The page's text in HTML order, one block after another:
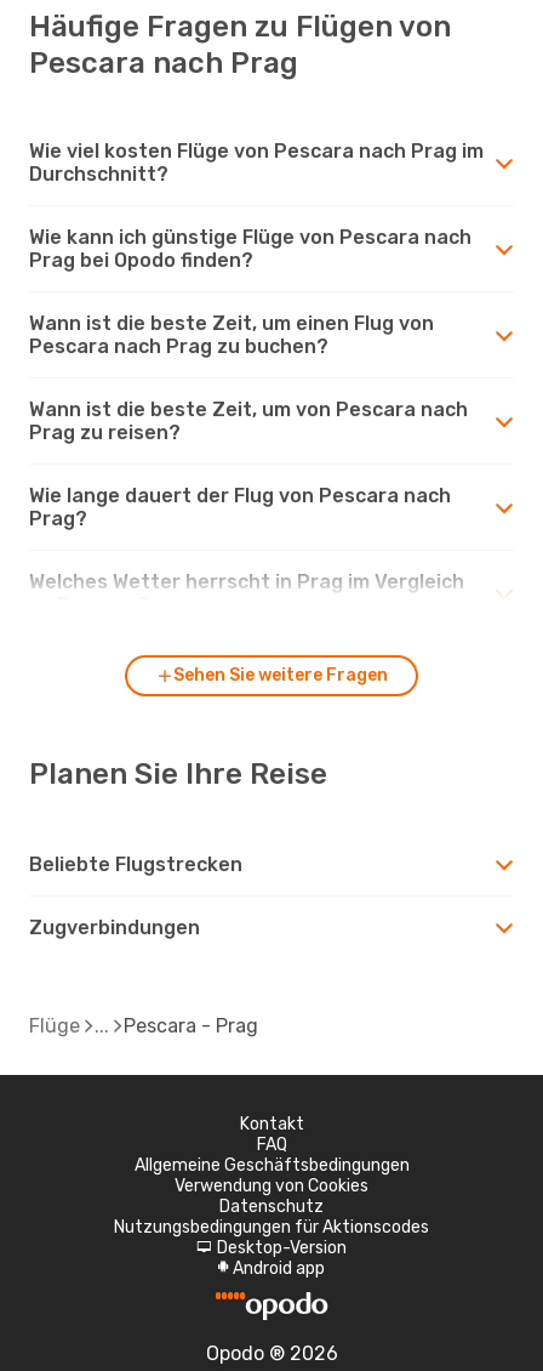
Häufige Fragen zu Flügen von
Pescara nach Prag
Wie viel kosten Flüge von Pescara nach Prag im
Durchschnitt?
Wie kann ich günstige Flüge von Pescara nach
Prag bei Opodo finden?
Wann ist die beste Zeit, um einen Flug von
Pescara nach Prag zu buchen?
Wann ist die beste Zeit, um von Pescara nach
Prag zu reisen?
Wie lange dauert der Flug von Pescara nach
Prag?
Welches Wetter herrscht in Prag im Vergleich
Sehen Sie weitere Fragen
Planen Sie Ihre Reise
Beliebte Flugstrecken
Zugverbindungen
Flüge Pescara - Prag
Kontakt
FAQ
Allgemeine Geschäftsbedingungen
Verwendung von Cookies
Datenschutz
Nutzungsbedingungen für Aktionscodes
d Desktop-Version
A Android app
Opodo ® 2026